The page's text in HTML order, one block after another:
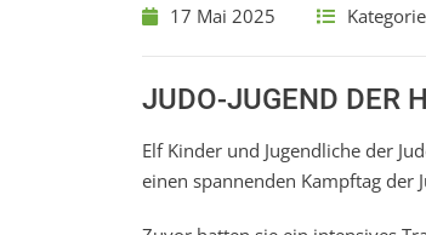
17 Mai 2025
JUDO-JUGEND DER
Elf Kinder und Jugendliche der
einen spannenden Kampftag der